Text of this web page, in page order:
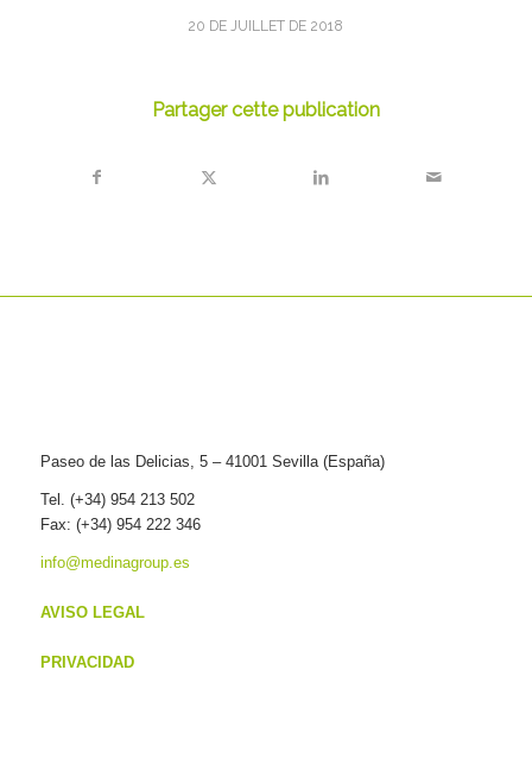
20 DE JUILLET DE 2018
Partager cette publication
Paseo de las Delicias, 5 – 41001 Sevilla (España)
Tel. (+34) 954 213 502
Fax: (+34) 954 222 346
info@medinagroup.es
AVISO LEGAL
PRIVACIDAD